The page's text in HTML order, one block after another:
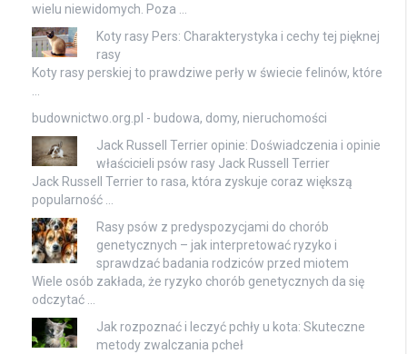
wielu niewidomych. Poza …
Koty rasy Pers: Charakterystyka i cechy tej pięknej
rasy
Koty rasy perskiej to prawdziwe perły w świecie felinów, które
budownictwo.org.pl - budowa, domy, nieruchomości
Jack Russell Terrier opinie: Doświadczenia i opinie
właścicieli psów rasy Jack Russell Terrier
Jack Russell Terrier to rasa, która zyskuje coraz większą
popularność …
Rasy psów z predyspozycjami do chorób
genetycznych – jak interpretować ryzyko i
sprawdzać badania rodziców przed miotem
Wiele osób zakłada, że ryzyko chorób genetycznych da się
odczytać …
Jak rozpoznać i leczyć pchły u kota: Skuteczne
metody zwalczania pcheł